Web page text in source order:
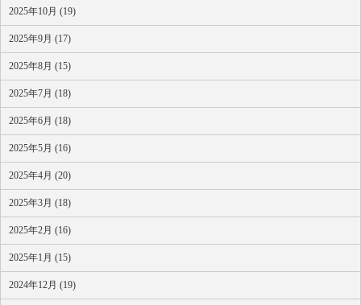
2025年10月 (19)
2025年9月 (17)
2025年8月 (15)
2025年7月 (18)
2025年6月 (18)
2025年5月 (16)
2025年4月 (20)
2025年3月 (18)
2025年2月 (16)
2025年1月 (15)
2024年12月 (19)